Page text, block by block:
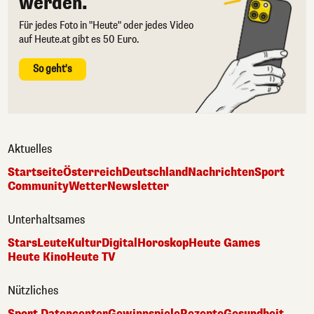
Für jedes Foto in "Heute" oder jedes Video
auf Heute.at gibt es 50 Euro.
So geht's
Aktuelles
StartseiteÖsterreichDeutschlandNachrichtenSport
CommunityWetterNewsletter
Unterhaltsames
StarsLeuteKulturDigitalHoroskopHeute Games
Heute KinoHeute TV
Nützliches